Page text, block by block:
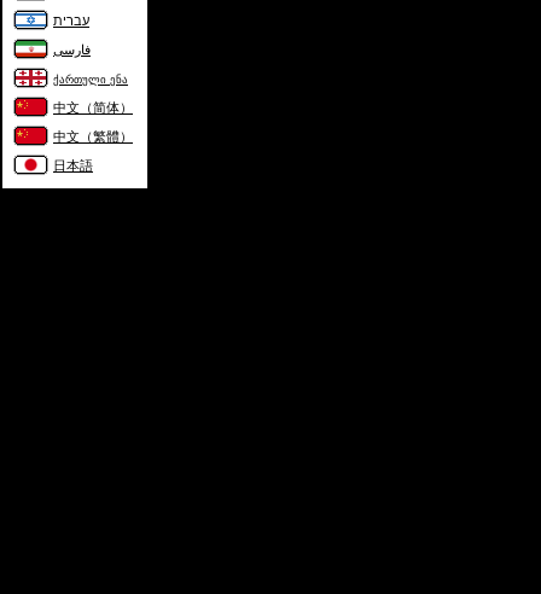
עברית
فارسی
ქართული ენა
中文（简体）
中文（繁體）
日本語